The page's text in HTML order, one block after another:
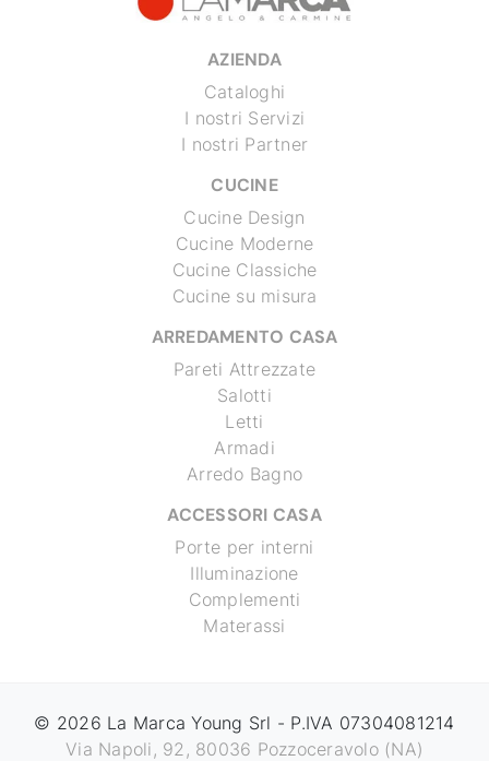
AZIENDA
Cataloghi
I nostri Servizi
I nostri Partner
CUCINE
Cucine Design
Cucine Moderne
Cucine Classiche
Cucine su misura
ARREDAMENTO CASA
Pareti Attrezzate
Salotti
Letti
Armadi
Arredo Bagno
ACCESSORI CASA
Porte per interni
Illuminazione
Complementi
Materassi
© 2026 La Marca Young Srl - P.IVA 07304081214
Via Napoli, 92, 80036 Pozzoceravolo (NA)